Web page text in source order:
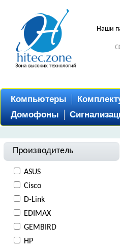
Наши
Компьютеры
Домофоны
Производитель
ASUS
Cisco
D-Link
EDIMAX
GEMBIRD
HP